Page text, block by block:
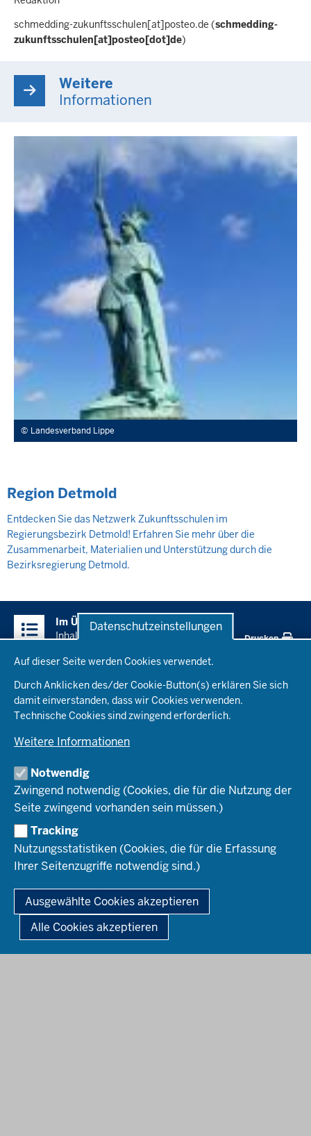
Datenschutzeinstellungen
Auf dieser Seite werden Cookies verwendet.
Durch Anklicken des/der Cookie-Button(s) erklären Sie sich
damit einverstanden, dass wir Cookies verwenden.
Technische Cookies sind zwingend erforderlich.
Weitere Informationen
Notwendig
Zwingend notwendig (Cookies, die für die Nutzung der
Seite zwingend vorhanden sein müssen.)
Tracking
Nutzungsstatistiken (Cookies, die für die Erfassung
Ihrer Seitenzugriffe notwendig sind.)
Ausgewählte Cookies akzeptieren
Alle Cookies akzeptieren
schmedding-zukunftsschulen[at]posteo.de (schmedding-
zukunftsschulen[at]posteo[dot]de)
Weitere
Informationen
Landesverband Lippe
Region Detmold
Entdecken Sie das Netzwerk Zukunftsschulen im
Regierungsbezirk Detmold! Erfahren Sie mehr über die
Zusammenarbeit, Materialien und Unterstützung durch die
Bezirksregierung Detmold.
Im Überblick
Inhalt
Drucken
Region Arnsberg
Netzwerkarbeit Arnsberg
Team Arnsberg
Region Detmold
Netzwerkarbeit Detmold
Veranstaltungen Detmold
Team Detmold
FAQ Detmold
Netzwerkarbeit Düsseldorf
Veranstaltungen Düsseldorf
FAQ Düsseldorf
Region Köln
Netzwerkarbeit Köln
Regionale Veranstaltungen Köln
Team Köln
Region Münster
Netzwerkarbeit Münster
Team Münster
FAQ Münster
Fußzeile
Impressum Datenschutz Barrierefreiheit